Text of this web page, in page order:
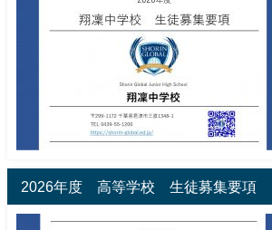
2026年度 高等学校 生徒募集要項